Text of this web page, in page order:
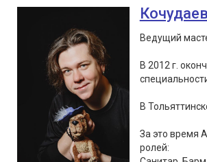
Ведущий
В 2012 г.
В
За это время
ролей: